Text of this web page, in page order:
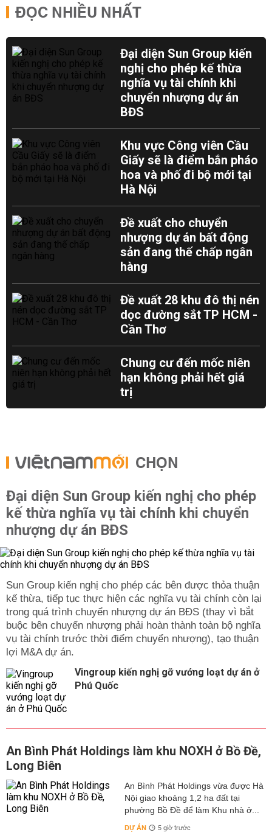
ĐỌC NHIỀU NHẤT
Đại diện Sun Group kiến
nghị cho phép kế thừa
nghĩa vụ tài chính khi
chuyển nhượng dự án
BĐS
Khu vực Công viên Cầu
Giấy sẽ là điểm bắn pháo
hoa và phố đi bộ mới tại
Hà Nội
Đề xuất cho chuyển
nhượng dự án bất động
sản đang thế chấp ngân
hàng
Đề xuất 28 khu đô thị nén
dọc đường sắt TP HCM -
Cần Thơ
Chung cư đến mốc niên
hạn không phải hết giá
trị
CHỌN
Đại diện Sun Group kiến nghị cho phép
kế thừa nghĩa vụ tài chính khi chuyển
nhượng dự án BĐS
Sun Group kiến nghị cho phép các bên được thỏa thuận
kế thừa, tiếp tục thực hiện các nghĩa vụ tài chính còn lại
trong quá trình chuyển nhượng dự án BĐS (thay vì bắt
buộc bên chuyển nhượng phải hoàn thành toàn bộ nghĩa
vụ tài chính trước thời điểm chuyển nhượng), tạo thuận
lợi M&A dự án.
Vingroup kiến nghị gỡ vướng loạt dự án ở
Phú Quốc
An Bình Phát Holdings làm khu NOXH ở Bồ Đề,
Long Biên
An Bình Phát Holdings vừa được Hà
Nội giao khoảng 1,2 ha đất tại
phường Bồ Đề để làm Khu nhà ở...
DỰ ÁN 5 giờ trước